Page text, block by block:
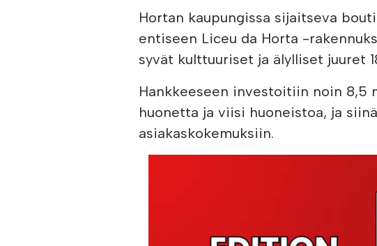
Hortan kaupungissa sijaitseva
entiseen Liceu da Horta -
syvät kulttuuriset ja älylliset juuret
Hankkeeseen investoitiin noin 8,5
huonetta ja viisi huoneistoa, ja
asiakaskokemuksiin.